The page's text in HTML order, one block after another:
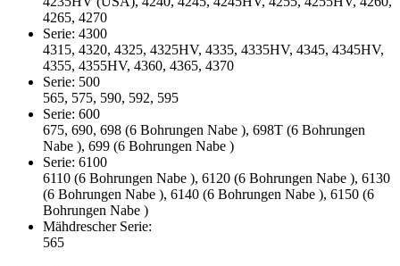
4265, 4270
Serie: 4300
4315, 4320, 4325, 4325HV, 4335, 4335HV, 4345, 4345HV,
4355, 4355HV, 4360, 4365, 4370
Serie: 500
565, 575, 590, 592, 595
Serie: 600
675, 690, 698 (6 Bohrungen Nabe ), 698T (6 Bohrungen
Nabe ), 699 (6 Bohrungen Nabe )
Serie: 6100
6110 (6 Bohrungen Nabe ), 6120 (6 Bohrungen Nabe ), 6130
(6 Bohrungen Nabe ), 6140 (6 Bohrungen Nabe ), 6150 (6
Bohrungen Nabe )
Mähdrescher Serie:
565